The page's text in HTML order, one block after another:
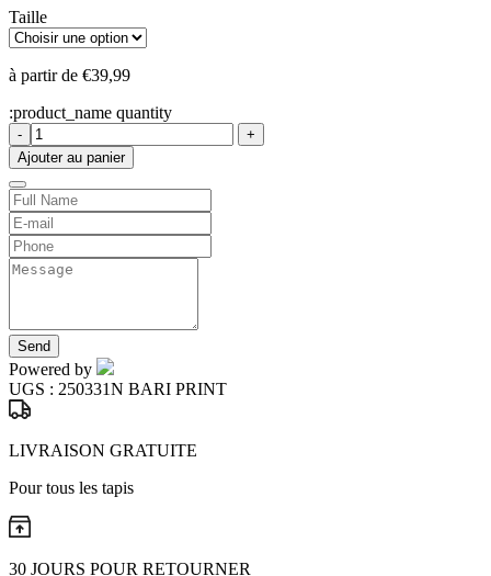
Taille
à partir de €39,99
:product_name quantity
-
+
Ajouter au panier
Send
Powered by
UGS : 250331N BARI PRINT
LIVRAISON GRATUITE
Pour tous les tapis
30 JOURS POUR RETOURNER